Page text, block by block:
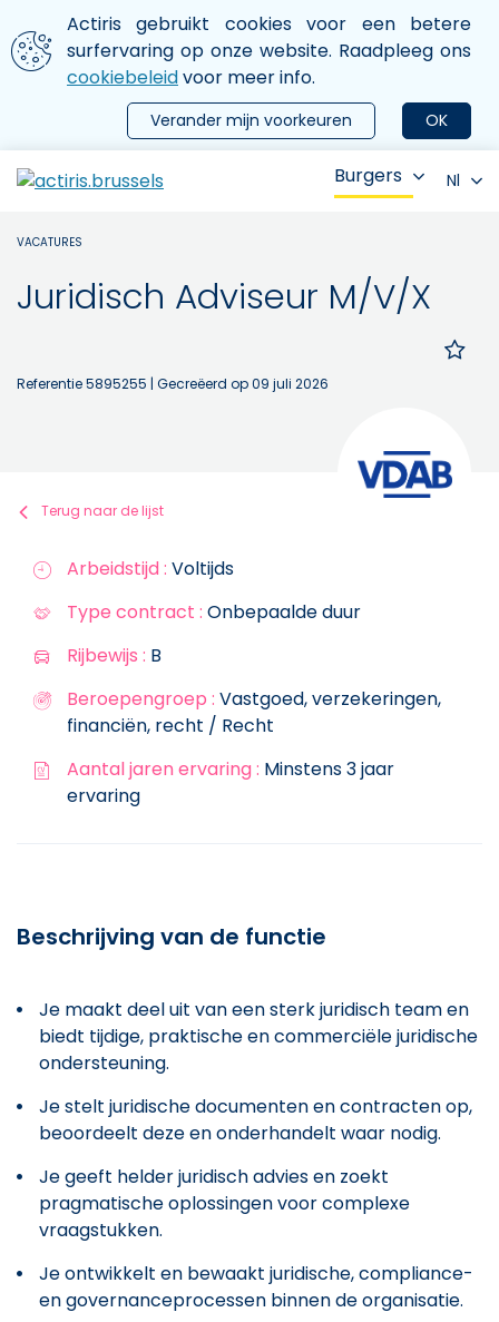
Aller au contenu principal
We gebruiken cookies
Actiris gebruikt cookies voor een betere
surfervaring op onze website. Raadpleeg ons
cookiebeleidvoor meer info.
OK
Verander mijn voorkeuren
le menu
Burgers Nl
VACATURES
Juridisch Adviseur M/V/X
Referentie 5895255 | Gecreëerd op 09 juli 2026
Terug naar de lijst
Arbeidstijd : Voltijds
Type contract : Onbepaalde duur
Rijbewijs : B
Beroepengroep : Vastgoed, verzekeringen,
financiën, recht / Recht
Aantal jaren ervaring : Minstens 3 jaar
ervaring
Beschrijving van de functie
Je maakt deel uit van een sterk juridisch team en
biedt tijdige, praktische en commerciële juridische
ondersteuning.
Je stelt juridische documenten en contracten op,
beoordeelt deze en onderhandelt waar nodig.
Je geeft helder juridisch advies en zoekt
pragmatische oplossingen voor complexe
vraagstukken.
Je ontwikkelt en bewaakt juridische, compliance-
en governanceprocessen binnen de organisatie.